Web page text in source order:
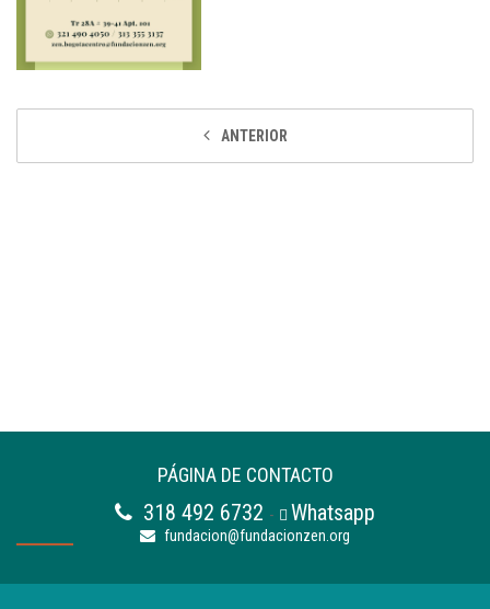
ANTERIOR
PÁGINA DE CONTACTO
318 492 6732 - Whatsapp
fundacion@fundacionzen.org